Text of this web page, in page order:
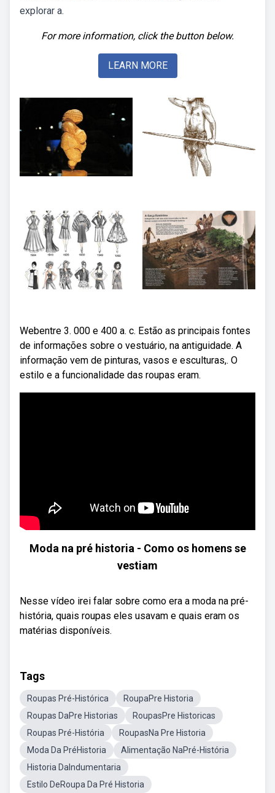
explorar a.
For more information, click the button below.
LEARN MORE
Webentre 3. 000 e 400 a. c. Estão as principais fontes
de informações sobre o vestuário, na antiguidade. A
informação vem de pinturas, vasos e esculturas,. O
estilo e a funcionalidade das roupas eram.
Moda na pré historia - Como os homens se
vestiam
Nesse vídeo irei falar sobre como era a moda na pré-
história, quais roupas eles usavam e quais eram os
matérias disponíveis.
Tags
Roupas Pré-Histórica
RoupaPre Historia
Roupas DaPre Historias
RoupasPre Historicas
Roupas Pré-História
RoupasNa Pre Historia
Moda Da PréHistoria
Alimentação NaPré-História
Historia DaIndumentaria
Estilo DeRoupa Da Pré Historia